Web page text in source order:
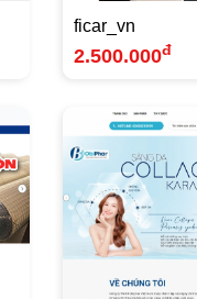
ficar_vn
2.500.000đ